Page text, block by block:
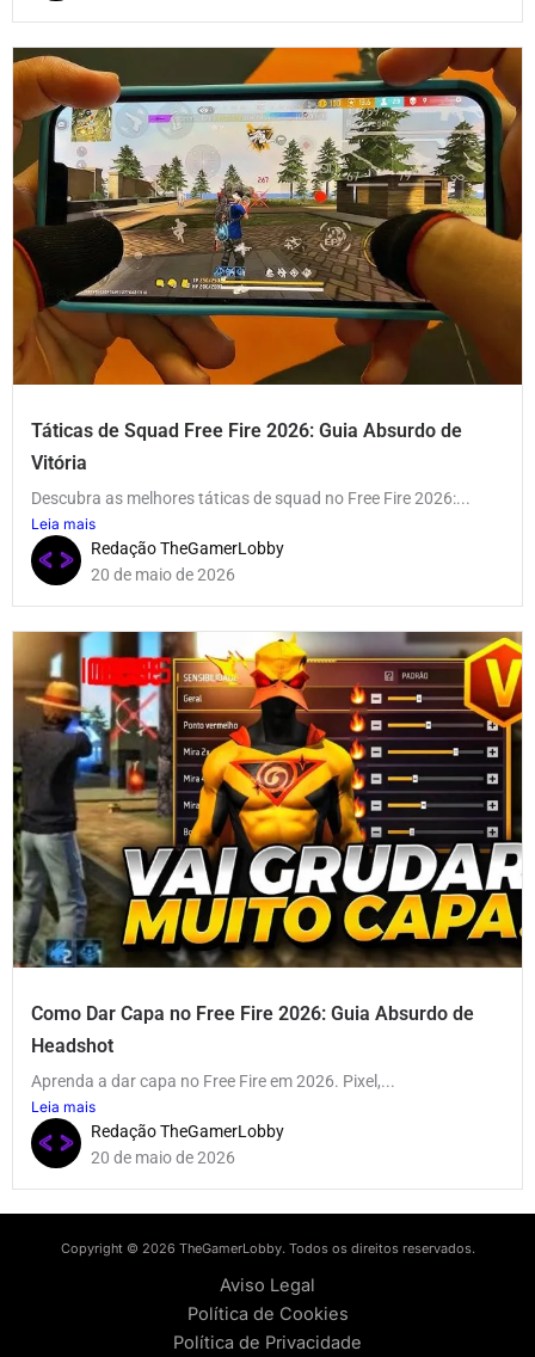
Táticas de Squad Free Fire 2026: Guia Absurdo de
Vitória
Descubra as melhores táticas de squad no Free Fire 2026:...
Leia mais
Redação TheGamerLobby
20 de maio de 2026
Como Dar Capa no Free Fire 2026: Guia Absurdo de
Headshot
Aprenda a dar capa no Free Fire em 2026. Pixel,...
Leia mais
Redação TheGamerLobby
20 de maio de 2026
Copyright © 2026 TheGamerLobby. Todos os direitos reservados.
Aviso Legal
Política de Cookies
Política de Privacidade